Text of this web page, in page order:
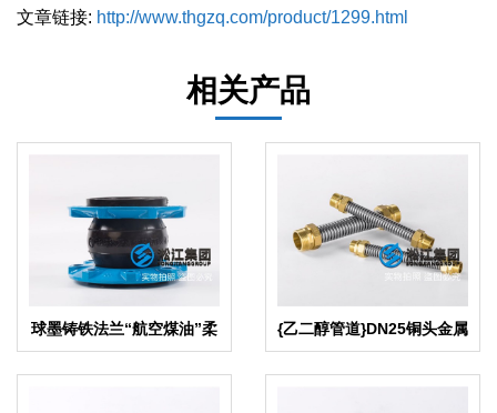
文章链接: http://www.thgzq.com/product/1299.html
相关产品
球墨铸铁法兰“航空煤油”柔
性接头
{乙二醇管道}DN25铜头金属
软管